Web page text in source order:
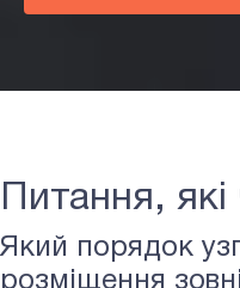
Питання,
Який порядок
розміщення